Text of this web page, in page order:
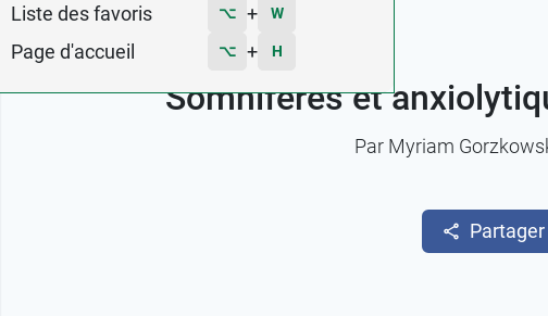
Liste des favoris ⌥ + W
Page d'accueil ⌥ + H
Somnifères et
Par Myriam
Partager